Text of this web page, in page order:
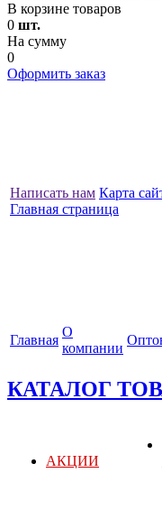
В корзине товаров
0 шт.
На сумму
0
Оформить заказ
Написать нам Карта
Главная страница
Главная
О
компании
КАТАЛОГ
АКЦИИ